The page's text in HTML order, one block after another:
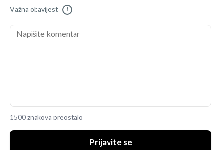
Važna obavijest !
1500 znakova preostalo
Prijavite se